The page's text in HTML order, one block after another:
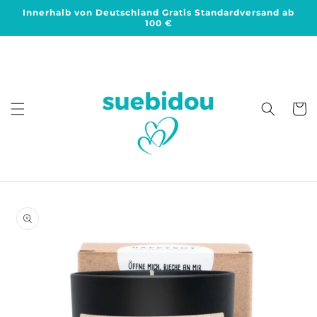
zum
Innerhalb von Deutschland Gratis Standardversand ab
100 €